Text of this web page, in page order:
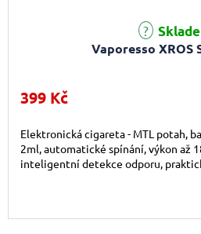
Vaporesso XROS
399 Kč
Elektronická cigareta - MTL potah,
2ml, automatické spínání, výkon až
inteligentní detekce odporu,